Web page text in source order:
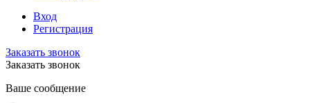
Вход
Регистрация
Заказать звонок
Заказать звонок
Ваше сообщение